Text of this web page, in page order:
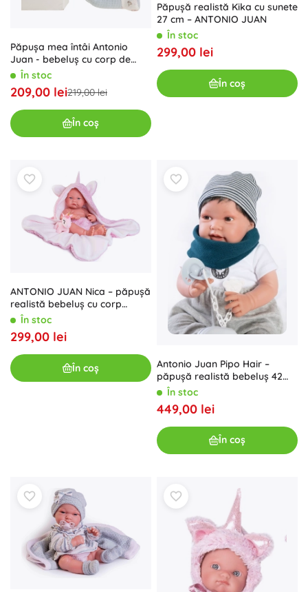
Păpușa mea întâi Antonio
Juan - bebeluș cu corp de
țesătură moale 36 cm
În stoc
209,00 lei219,00 lei
În coș
Păpușă realistă Kika cu sunete
27 cm – ANTONIO JUAN
În stoc
299,00 lei
În coș
ANTONIO JUAN Nica – păpușă
realistă bebeluș cu corp
integral din vinil, 42 cm
În stoc
299,00 lei
În coș
Antonio Juan Pipo Hair –
păpușă realistă bebeluș 42
cm cu corp moale
În stoc
449,00 lei
În coș